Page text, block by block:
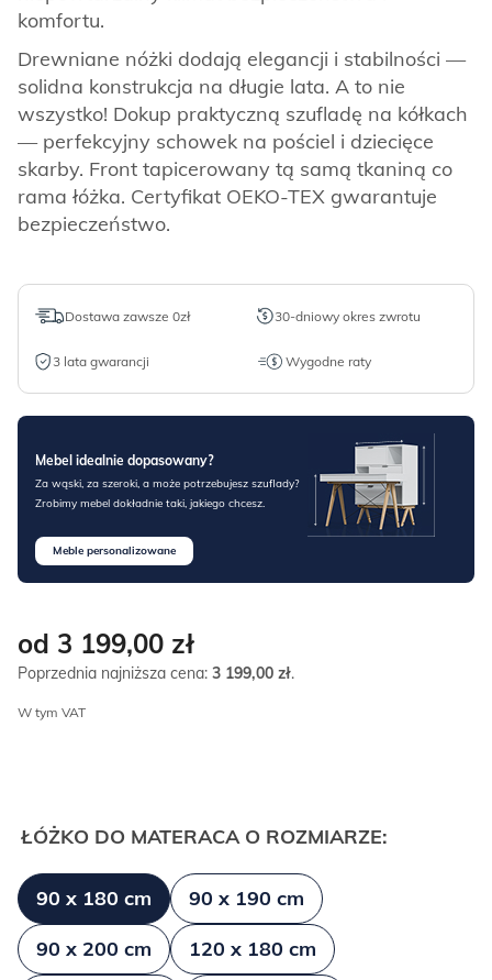
komfortu.
Drewniane nóżki dodają elegancji i stabilności —
solidna konstrukcja na długie lata. A to nie
wszystko! Dokup praktyczną szufladę na kółkach
— perfekcyjny schowek na pościel i dziecięce
skarby. Front tapicerowany tą samą tkaniną co
rama łóżka. Certyfikat OEKO-TEX gwarantuje
bezpieczeństwo.
Dostawa zawsze 0zł 30-dniowy okres zwrotu
3 lata gwarancji Wygodne raty
Mebel idealnie dopasowany?
Za wąski, za szeroki, a może potrzebujesz szuflady?
Zrobimy mebel dokładnie taki, jakiego chcesz.
Meble personalizowane
od 3 199,00 zł
Poprzednia najniższa cena: 3 199,00 zł.
W tym VAT
ŁÓŻKO DO MATERACA O ROZMIARZE:
90 x 180 cm
90 x 190 cm
90 x 200 cm
120 x 180 cm